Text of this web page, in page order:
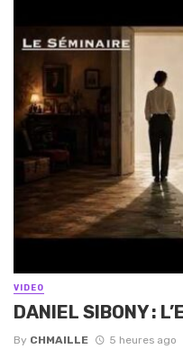
VIDEO
DANIEL SIBONY :
By CHMAILLE 5 heures ago